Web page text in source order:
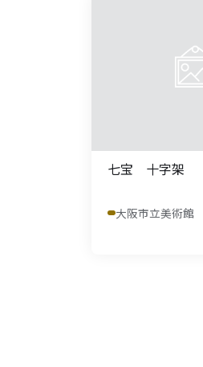
七宝 十字架
大阪市立美術館